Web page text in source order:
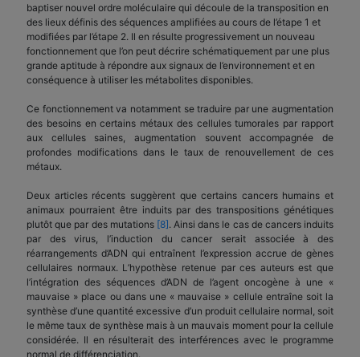
baptiser nouvel ordre moléculaire qui découle de la transposition en
des lieux définis des séquences amplifiées au cours de l’étape 1 et
modifiées par l’étape 2. Il en résulte progressivement un nouveau
fonctionnement que l’on peut décrire schématiquement par une plus
grande aptitude à répondre aux signaux de l’environnement et en
conséquence à utiliser les métabolites disponibles.
Ce fonctionnement va notamment se traduire par une augmentation
des besoins en certains métaux des cellules tumorales par rapport
aux cellules saines, augmentation souvent accompagnée de
profondes modifications dans le taux de renouvellement de ces
métaux.
Deux articles récents suggèrent que certains cancers humains et
animaux pourraient être induits par des transpositions génétiques
plutôt que par des mutations [8]. Ainsi dans le cas de cancers induits
par des virus, l’induction du cancer serait associée à des
réarrangements d’ADN qui entraînent l’expression accrue de gènes
cellulaires normaux. L’hypothèse retenue par ces auteurs est que
l’intégration des séquences d’ADN de l’agent oncogène à une «
mauvaise » place ou dans une « mauvaise » cellule entraîne soit la
synthèse d’une quantité excessive d’un produit cellulaire normal, soit
le même taux de synthèse mais à un mauvais moment pour la cellule
considérée. Il en résulterait des interférences avec le programme
normal de différenciation.